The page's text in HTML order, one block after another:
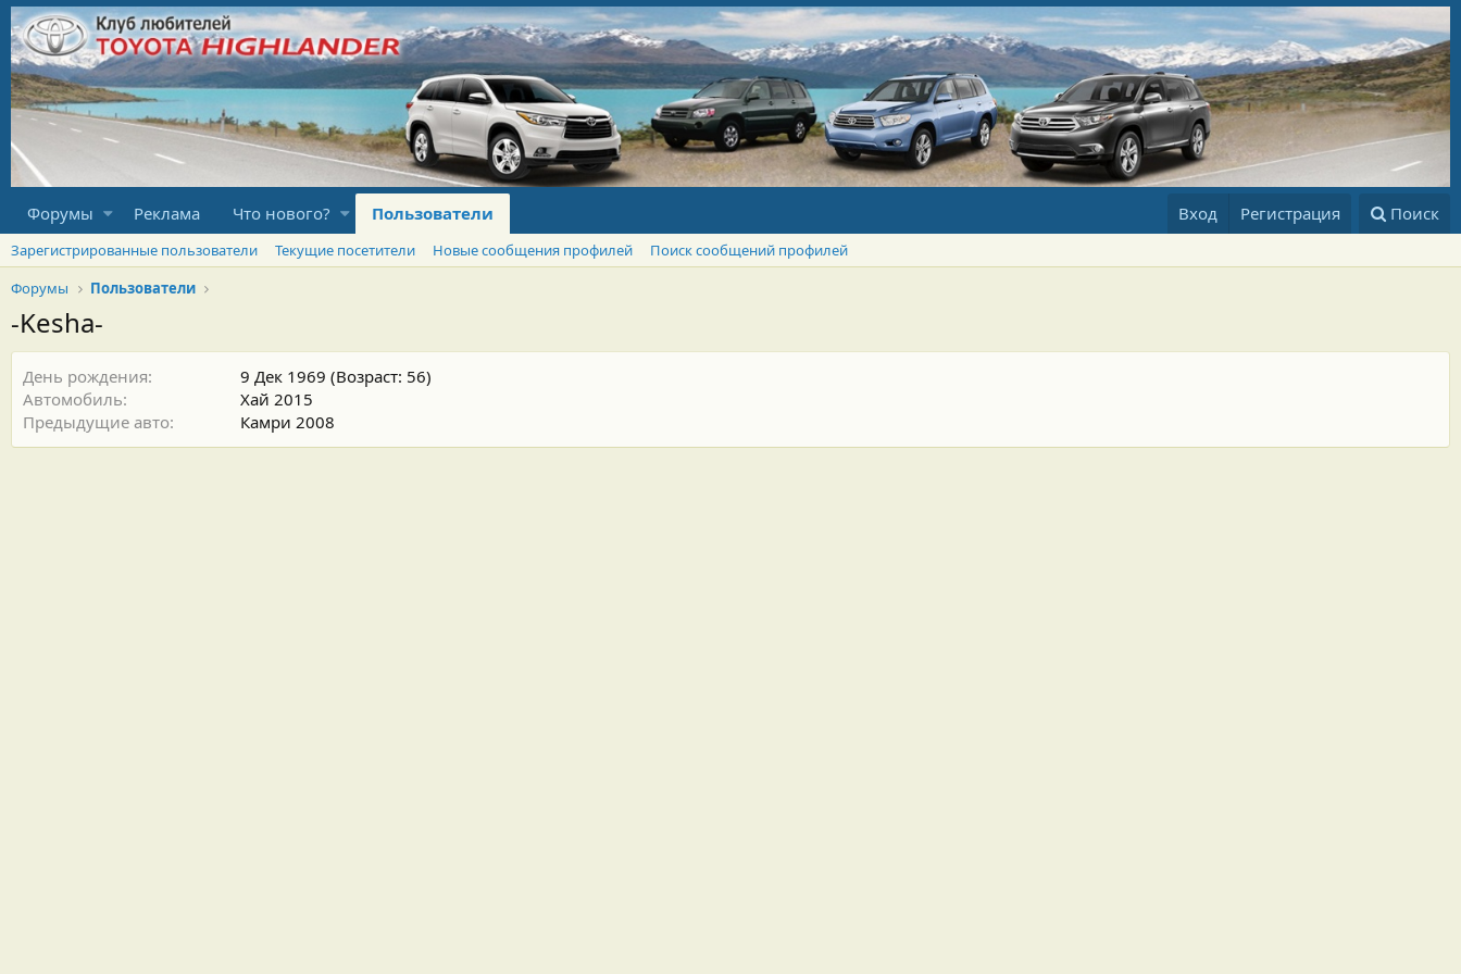
Форумы Реклама Что нового? Пользователи Вход Регистрация Поиск
Зарегистрированные пользователи Текущие посетители Новые сообщения профилей
Поиск сообщений профилей
Форумы
Пользователи
-Kesha-
День рождения
9 Дек 1969 (Возраст: 56)
Автомобиль
Хай 2015
Предыдущие авто
Камри 2008